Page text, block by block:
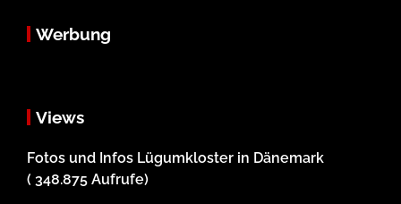
Werbung
Views
Fotos und Infos Lügumkloster in Dänemark
( 348.875 Aufrufe)